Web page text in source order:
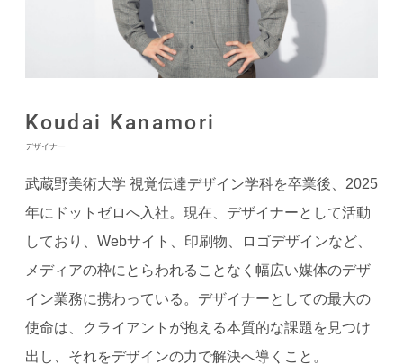
Koudai Kanamori
デザイナー
武蔵野美術大学 視覚伝達デザイン学科を卒業後、2025
年にドットゼロへ入社。現在、デザイナーとして活動
しており、Webサイト、印刷物、ロゴデザインなど、
メディアの枠にとらわれることなく幅広い媒体のデザ
イン業務に携わっている。デザイナーとしての最大の
使命は、クライアントが抱える本質的な課題を見つけ
出し、それをデザインの力で解決へ導くこと。